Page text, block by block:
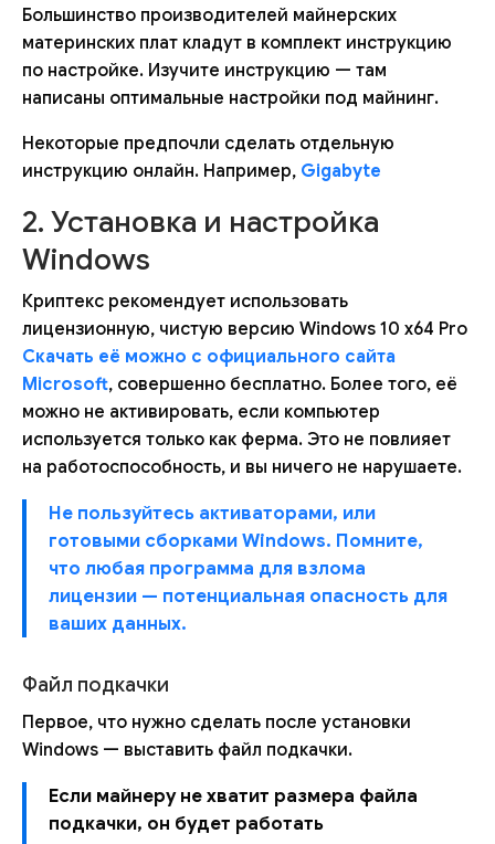
Большинство производителей майнерских
материнских плат кладут в комплект инструкцию
по настройке. Изучите инструкцию — там
написаны оптимальные настройки под майнинг.
Некоторые предпочли сделать отдельную
инструкцию онлайн. Например, Gigabyte
2. Установка и настройка
Windows
Криптекс рекомендует использовать
лицензионную, чистую версию Windows 10 x64 Pro
Скачать её можно с официального сайта
Microsoft, совершенно бесплатно. Более того, её
можно не активировать, если компьютер
используется только как ферма. Это не повлияет
на работоспособность, и вы ничего не нарушаете.
Не пользуйтесь активаторами, или
готовыми сборками Windows. Помните,
что любая программа для взлома
лицензии — потенциальная опасность для
ваших данных.
Файл подкачки
Первое, что нужно сделать после установки
Windows — выставить файл подкачки.
Если майнеру не хватит размера файла
подкачки, он будет работать